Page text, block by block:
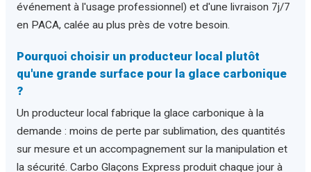
événement à l'usage professionnel) et d'une livraison 7j/7
en PACA, calée au plus près de votre besoin.
Pourquoi choisir un producteur local plutôt
qu'une grande surface pour la glace carbonique
?
Un producteur local fabrique la glace carbonique à la
demande : moins de perte par sublimation, des quantités
sur mesure et un accompagnement sur la manipulation et
la sécurité. Carbo Glaçons Express produit chaque jour à